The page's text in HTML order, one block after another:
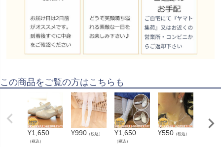
この商品をご覧の方はこちらも
¥1,650
（税込）
¥990 （税込） ¥1,650
（税込）
¥550 （税込）